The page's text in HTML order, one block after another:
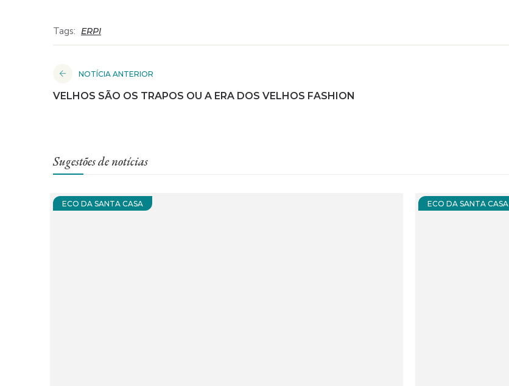
Tags: ERPI
NOTÍCIA ANTERIOR
VELHOS SÃO OS TRAPOS OU A ERA DOS VELHOS FASHION
Sugestões de notícias
ECO DA SANTA CASA ECO DA SANTA CASA